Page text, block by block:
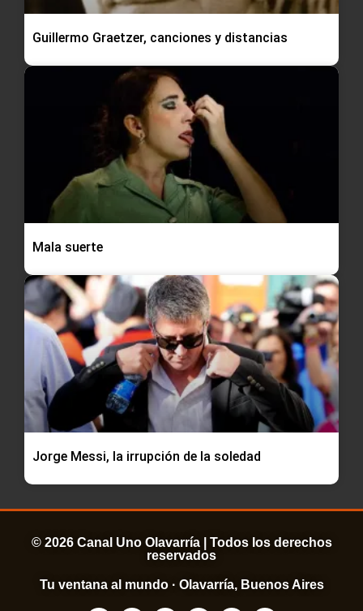
Guillermo Graetzer, canciones y distancias
Mala suerte
Jorge Messi, la irrupción de la soledad
© 2026 Canal Uno Olavarría | Todos los derechos
reservados
Tu ventana al mundo · Olavarría, Buenos Aires